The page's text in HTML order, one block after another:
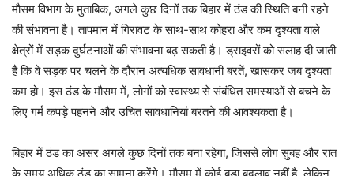
मौसम विभाग के मुताबिक, अगले कुछ दिनों तक बिहार में ठंड की स्थिति बनी रहने
की संभावना है। तापमान में गिरावट के साथ-साथ कोहरा और कम दृश्यता वाले
क्षेत्रों में सड़क दुर्घटनाओं की संभावना बढ़ सकती है। ड्राइवरों को सलाह दी जाती
है कि वे सड़क पर चलने के दौरान अत्यधिक सावधानी बरतें, खासकर जब दृश्यता
कम हो। इस ठंड के मौसम में, लोगों को स्वास्थ्य से संबंधित समस्याओं से बचने के
लिए गर्म कपड़े पहनने और उचित सावधानियां बरतने की आवश्यकता है।
बिहार में ठंड का असर अगले कुछ दिनों तक बना रहेगा, जिससे लोग सुबह और रात